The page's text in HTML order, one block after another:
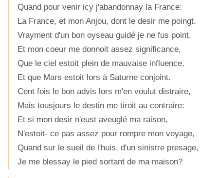
Quand pour venir icy j'abandonnay la France:
La France, et mon Anjou, dont le desir me poingt.
Vrayment d'un bon oyseau guidé je ne fus point,
Et mon coeur me donnoit assez significance,
Que le ciel estoit plein de mauvaise influence,
Et que Mars estoit lors à Saturne conjoint.
Cent fois le bon advis lors m'en voulut distraire,
Mais tousjours le destin me tiroit au contraire:
Et si mon desir n'eust aveuglé ma raison,
N'estoit- ce pas assez pour rompre mon voyage,
Quand sur le sueil de l'huis, d'un sinistre presage,
Je me blessay le pied sortant de ma maison?